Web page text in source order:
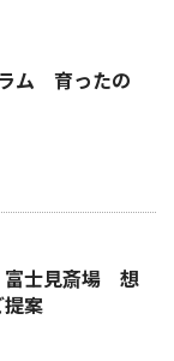
ム 育ったの
富士見斎場 想
提案